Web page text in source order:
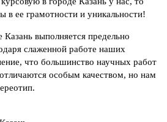
в ее грамотности и уникальности!
Казань выполняется предельно
слаженной работе наших
что большинство научных работ
особым качеством, но нам